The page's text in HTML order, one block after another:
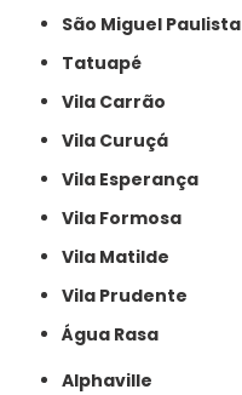
São Miguel Paulista
Tatuapé
Vila Carrão
Vila Curuçá
Vila Esperança
Vila Formosa
Vila Matilde
Vila Prudente
Água Rasa
Alphaville